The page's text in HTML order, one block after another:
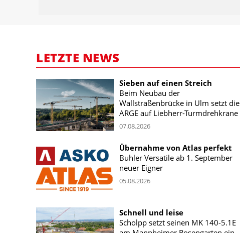
LETZTE NEWS
Sieben auf einen Streich
Beim Neubau der
Wallstraßenbrücke in Ulm setzt die
ARGE auf Liebherr-Turmdrehkrane
07.08.2026
Übernahme von Atlas perfekt
Buhler Versatile ab 1. September
neuer Eigner
05.08.2026
Schnell und leise
Scholpp setzt seinen MK 140-5.1E